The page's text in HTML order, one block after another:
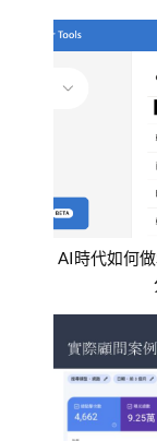
AI時代如何